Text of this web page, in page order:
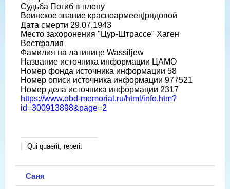
Судьба Погиб в плену
Воинское звание красноармеец|рядовой
Дата смерти 29.07.1943
Место захоронения "Цур-Штрассе" Хаген
Вестфалия
Фамилия на латинице Wassiljew
Название источника информации ЦАМО
Номер фонда источника информации 58
Номер описи источника информации 977521
Номер дела источника информации 2317
https://www.obd-memorial.ru/html/info.htm?
id=300913898&page=2
Qui quaerit, reperit
Саня